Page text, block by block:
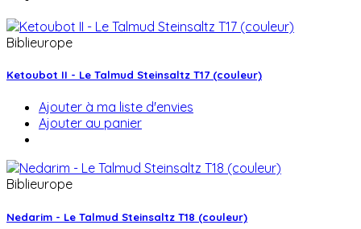
Biblieurope
Ketoubot II - Le Talmud Steinsaltz T17 (couleur)
Ajouter à ma liste d'envies
Ajouter au panier
Biblieurope
Nedarim - Le Talmud Steinsaltz T18 (couleur)